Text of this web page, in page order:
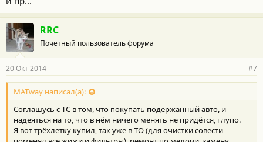
RRC
Почетный пользователь форума
20 Окт 2014 #7
MATway написал(а):
Соглашусь с ТС в том, что покупать подержанный авто, и
надеяться на то, что в нём ничего менять не придётся, глупо.
Я вот трёхлетку купил, так уже в ТО (для очистки совести